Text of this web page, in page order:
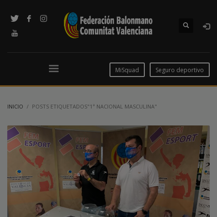
MiSquad Seguro deportivo
INICIO POSTS ETIQUETADOS"1ª NACIONAL MASCULINA"